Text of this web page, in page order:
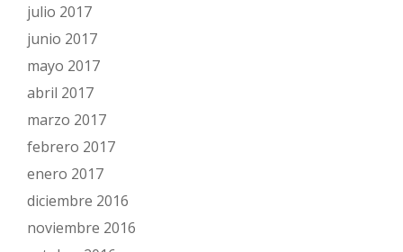
julio 2017
junio 2017
mayo 2017
abril 2017
marzo 2017
febrero 2017
enero 2017
diciembre 2016
noviembre 2016